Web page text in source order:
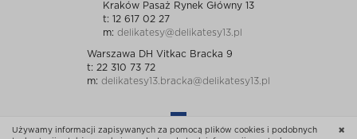
Kraków Pasaż Rynek Główny 13
t: 12 617 02 27
m: delikatesy@delikatesy13.pl
Warszawa DH Vitkac Bracka 9
t: 22 310 73 72
m: delikatesy13.bracka@delikatesy13.pl
Używamy informacji zapisywanych za pomocą plików cookies i podobnych